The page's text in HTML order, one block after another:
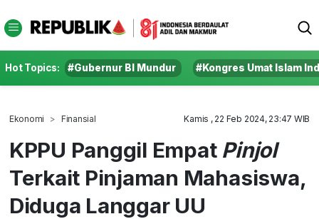
Hot Topics: #Gubernur BI Mundur #Kongres Umat Islam
Ekonomi Finansial Kamis , 22 Feb 2024, 23:47 WIB
KPPU Panggil Empat Pinjol
Terkait Pinjaman Mahasiswa,
Diduga Langgar UU